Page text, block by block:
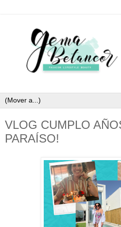
VLOG CUMPLO
PARAÍSO!